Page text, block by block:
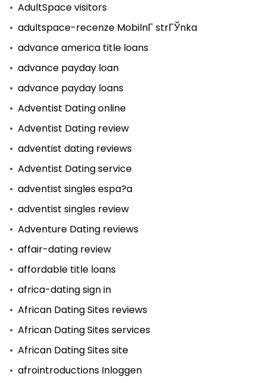
AdultSpace visitors
adultspace-recenze MobilnГ­ strГЎnka
advance america title loans
advance payday loan
advance payday loans
Adventist Dating online
Adventist Dating review
adventist dating reviews
Adventist Dating service
adventist singles espa?a
adventist singles review
Adventure Dating reviews
affair-dating review
affordable title loans
africa-dating sign in
African Dating Sites reviews
African Dating Sites services
African Dating Sites site
afrointroductions Inloggen